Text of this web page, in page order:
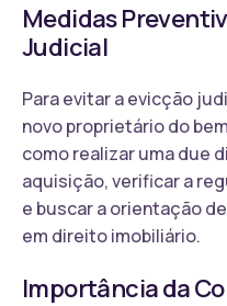
Medidas
Judicial
Para evitar a evicção
novo proprietário do
como realizar uma due
aquisição, verificar a
e buscar a orientação
em direito imobiliário.
Importância da